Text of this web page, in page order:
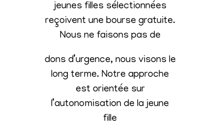
jeunes filles sélectionnées
reçoivent une bourse gratuite.
Nous ne faisons pas de
dons d’urgence, nous visons le
long terme. Notre approche
est orientée sur
l’autonomisation de la jeune
fille